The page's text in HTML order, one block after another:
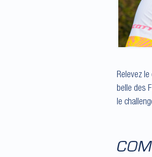
Relevez
belle des
le